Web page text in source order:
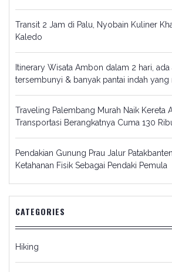
Transit 2 Jam di Palu, Nyobain Kuliner
Kaledo
Itinerary Wisata Ambon dalam 2 hari, ada
tersembunyi & banyak pantai indah yang
Traveling Palembang Murah Naik Kereta
Transportasi Berangkatnya Cuma 130
Pendakian Gunung Prau Jalur
Ketahanan Fisik Sebagai Pendaki Pemula
CATEGORIES
Hiking